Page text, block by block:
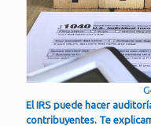
El IRS puede hacer
contribuyentes. Te